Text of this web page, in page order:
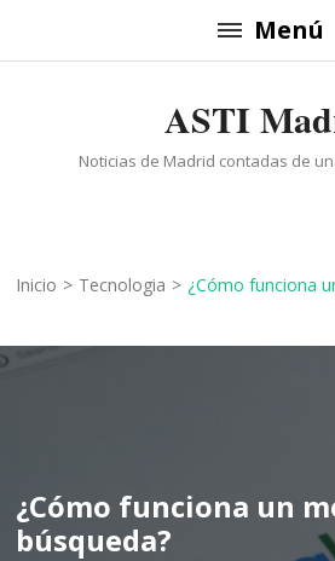
al
Menú
ASTI
Noticias de Madrid contadas de
Inicio > Tecnologia > ¿Cómo funciona
¿Cómo funciona un
búsqueda?